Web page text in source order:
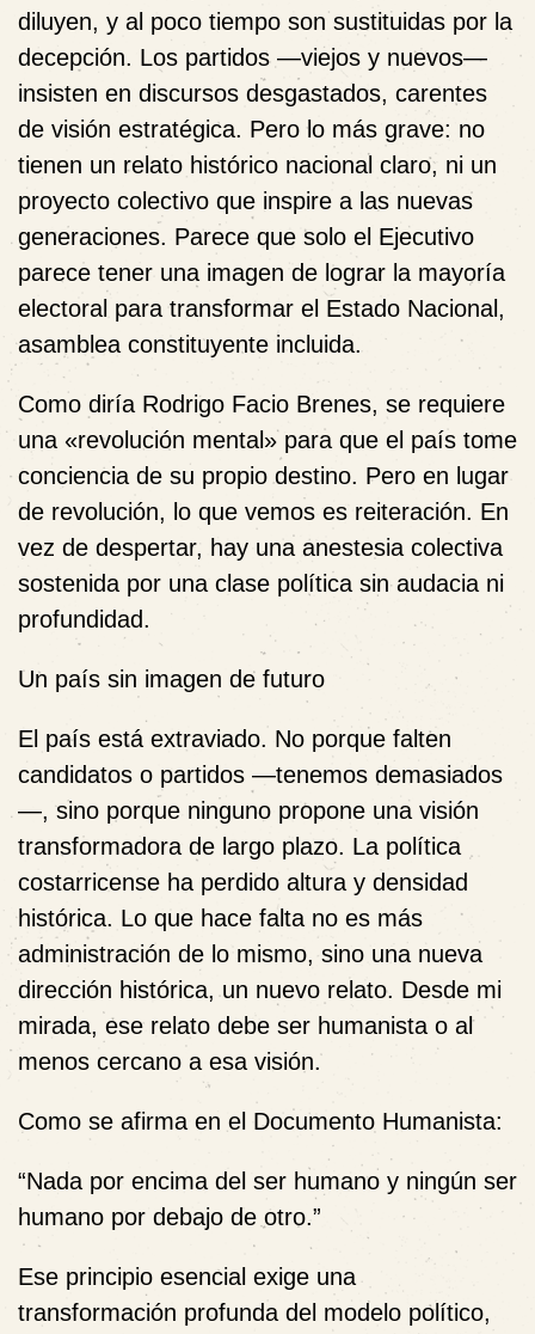
diluyen, y al poco tiempo son sustituidas por la
decepción. Los partidos —viejos y nuevos—
insisten en discursos desgastados, carentes
de visión estratégica. Pero lo más grave: no
tienen un relato histórico nacional claro, ni un
proyecto colectivo que inspire a las nuevas
generaciones. Parece que solo el Ejecutivo
parece tener una imagen de lograr la mayoría
electoral para transformar el Estado Nacional,
asamblea constituyente incluida.
Como diría Rodrigo Facio Brenes, se requiere
una «revolución mental» para que el país tome
conciencia de su propio destino. Pero en lugar
de revolución, lo que vemos es reiteración. En
vez de despertar, hay una anestesia colectiva
sostenida por una clase política sin audacia ni
profundidad.
Un país sin imagen de futuro
El país está extraviado. No porque falten
candidatos o partidos —tenemos demasiados
—, sino porque ninguno propone una visión
transformadora de largo plazo. La política
costarricense ha perdido altura y densidad
histórica. Lo que hace falta no es más
administración de lo mismo, sino una nueva
dirección histórica, un nuevo relato. Desde mi
mirada, ese relato debe ser humanista o al
menos cercano a esa visión.
Como se afirma en el Documento Humanista:
“Nada por encima del ser humano y ningún ser
humano por debajo de otro.”
Ese principio esencial exige una
transformación profunda del modelo político,